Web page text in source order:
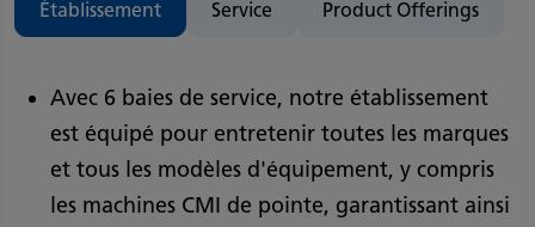
Établissement Service Product Offerings
Avec 6 baies de service, notre établissement
est équipé pour entretenir toutes les marques
et tous les modèles d'équipement, y compris
les machines CMI de pointe, garantissant ainsi